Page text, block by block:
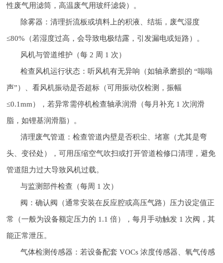
性废气用滤筒，高温废气用玻纤滤袋）。
除雾器：清理折流板或填料上的积液、结垢，废气湿度
≤80%（若湿度过高，会导致电极结露，引发漏电或短路）。
风机与管道维护（每 2 周 1 次）
检查风机运行状态：听风机有无异响（如轴承磨损的 “嗡嗡
声”）、看风机振动是否超标（可用振动仪检测，振幅
≤0.1mm），若异常需停机检查轴承润滑（每月补充 1 次润滑
脂，如锂基润滑脂）。
清理废气管道：检查管道内壁是否积尘、堵塞（尤其是弯
头、变径处），可用压缩空气吹扫或打开管道检修口清理，避免
管道阻力过大导致风机过载。
与监测部件检查（每周 1 次）
阀：确认阀（通常安装在反应腔或高压气路）压力设定值正
常（一般为设备额定压力的 1.1 倍），每月手动触发 1 次阀，其
能正常泄压。
气体检测传感器：若设备配套 VOCs 浓度传感器、氧气传感